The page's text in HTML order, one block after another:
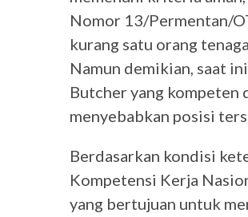
Nomor 13/Permentan/
kurang satu orang
Namun demikian, saat
Butcher yang
menyebabkan posisi
Berdasarkan kondisi
Kompetensi Kerja
yang bertujuan untuk